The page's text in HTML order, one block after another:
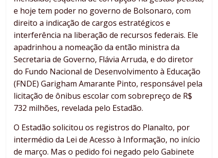
e hoje tem poder no governo de Bolsonaro, com
direito a indicação de cargos estratégicos e
interferência na liberação de recursos federais. Ele
apadrinhou a nomeação da então ministra da
Secretaria de Governo, Flávia Arruda, e do diretor
do Fundo Nacional de Desenvolvimento à Educação
(FNDE) Garigham Amarante Pinto, responsável pela
licitação de ônibus escolar com sobrepreço de R$
732 milhões, revelada pelo Estadão.
O Estadão solicitou os registros do Planalto, por
intermédio da Lei de Acesso à Informação, no início
de março. Mas o pedido foi negado pelo Gabinete